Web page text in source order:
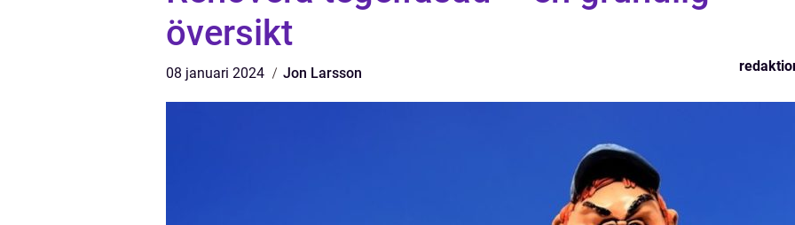
översikt
08 januari 2024 Jon Larsson